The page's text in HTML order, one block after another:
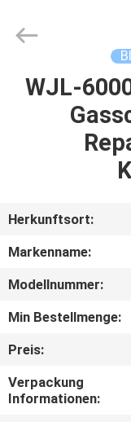
STARTSEITE
PRODUKTE
UNS
TOUR
KONTAKT
Technology
Reserved.WJL-
Herkunftsort:
Markenname:
Modellnummer:
Min Bestellmenge:
Preis:
Verpackung
Informationen: